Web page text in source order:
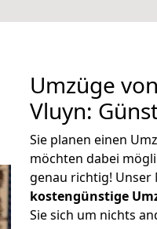
Umzüge
Vluyn:
Sie planen einen
möchten dabei
genau richtig! Unser
kostengünstige
Sie sich um nichts